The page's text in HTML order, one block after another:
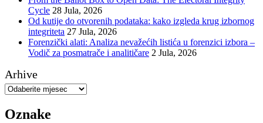
Cycle 28 Jula, 2026
Od kutije do otvorenih podataka: kako izgleda krug izbornog
integriteta 27 Jula, 2026
Forenzički alati: Analiza nevažećih listića u forenzici izbora –
Vodič za posmatrače i analitičare 2 Jula, 2026
Arhive
Oznake